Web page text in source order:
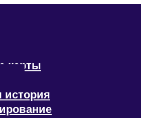
карты
история